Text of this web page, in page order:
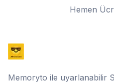
Hemen
Memoryto ile uyarlanabilir